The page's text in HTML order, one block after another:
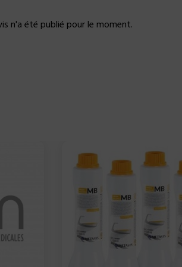
n'a été publié pour le moment.